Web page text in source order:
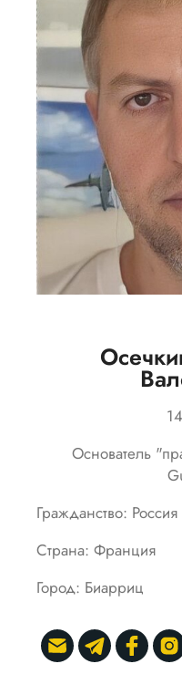
Основатель
Гражданство: Россия
Страна: Франция
Город: Биарриц